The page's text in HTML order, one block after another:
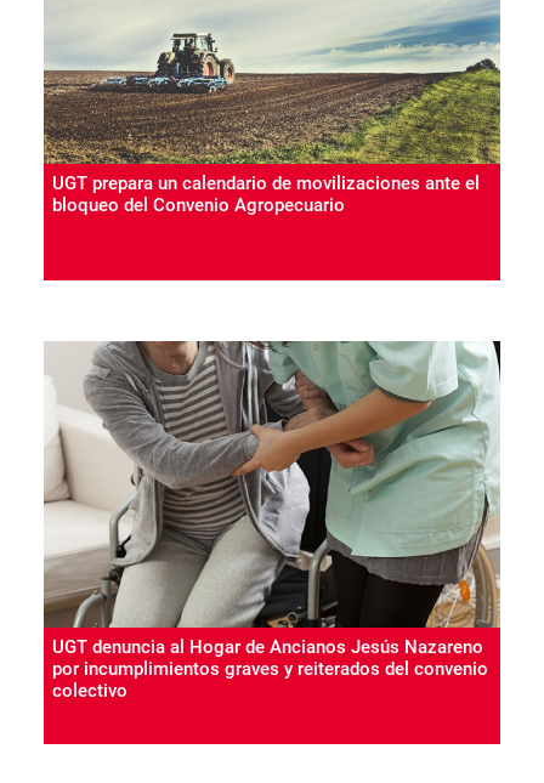
UGT prepara un calendario de movilizaciones ante el
bloqueo del Convenio Agropecuario
UGT denuncia al Hogar de Ancianos Jesús Nazareno
por incumplimientos graves y reiterados del convenio
colectivo